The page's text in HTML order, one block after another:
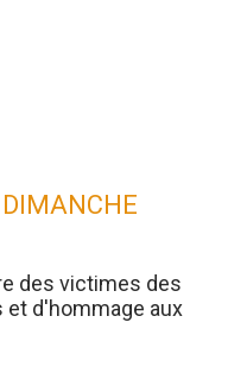
des victimes des
d'hommage aux